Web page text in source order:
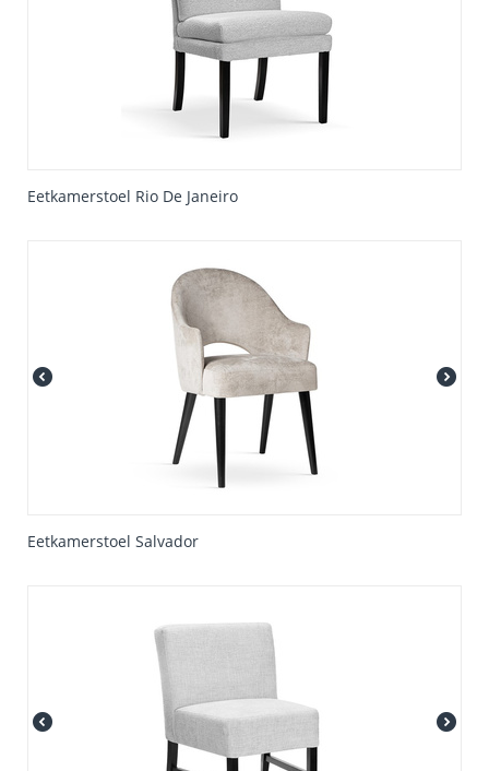
Eetkamerstoel Rio De Janeiro
Eetkamerstoel Salvador